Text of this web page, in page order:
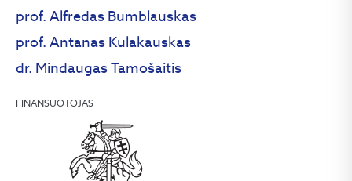
prof. Alfredas Bumblauskas
prof. Antanas Kulakauskas
dr. Mindaugas Tamošaitis
FINANSUOTOJAS